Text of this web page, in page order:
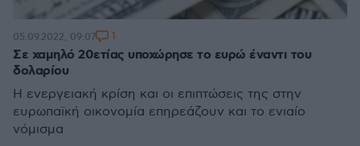
Σε χαμηλό 20ετίας υποχώρησε το ευρώ έναντι του
δολαρίου
Η ενεργειακή κρίση και οι επιπτώσεις της στην
ευρωπαϊκή οικονομία επηρεάζουν και το ενιαίο
νόμισμα
05.09.2022, 09:07 1